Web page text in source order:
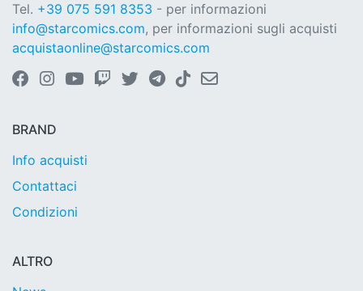
Tel. +39 075 591 8353 - per informazioni
info@starcomics.com, per informazioni sugli acquisti
acquistaonline@starcomics.com
BRAND
Info acquisti
Contattaci
Condizioni
ALTRO